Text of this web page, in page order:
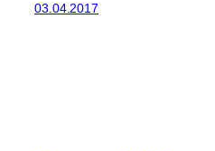
03.04.2017